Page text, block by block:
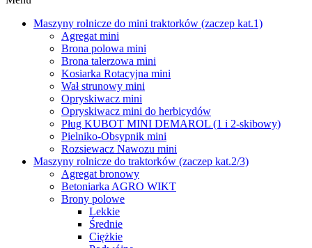
Maszyny rolnicze do mini traktorków (zaczep kat.1)
Agregat mini
Brona polowa mini
Brona talerzowa mini
Kosiarka Rotacyjna mini
Wał strunowy mini
Opryskiwacz mini
Opryskiwacz mini do herbicydów
Pług KUBOT MINI DEMAROL (1 i 2-skibowy)
Pielniko-Obsypnik mini
Rozsiewacz Nawozu mini
Maszyny rolnicze do traktorków (zaczep kat.2/3)
Agregat bronowy
Betoniarka AGRO WIKT
Brony polowe
Lekkie
Średnie
Ciężkie